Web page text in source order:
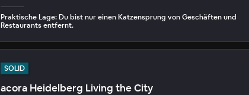
Praktische Lage: Du bist nur einen Katzensprung von Geschäften und
Restaurants entfernt.
SOLID
acora Heidelberg Living the City